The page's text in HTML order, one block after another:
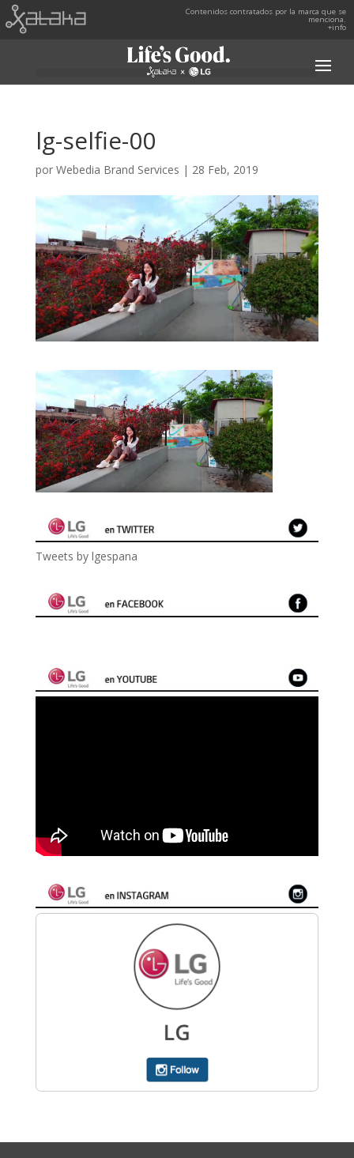
Contenidos contratados por la marca que se
menciona.
+info
lg-selfie-00
por Webedia Brand Services | 28 Feb, 2019
Tweets by lgespana